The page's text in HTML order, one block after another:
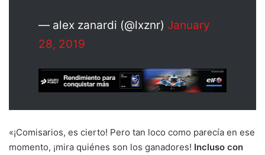
— alex zanardi (@lxznr) January
28, 2019
«¡Comisarios, es cierto! Pero tan loco como parecía en ese
momento, ¡mira quiénes son los ganadores! Incluso con